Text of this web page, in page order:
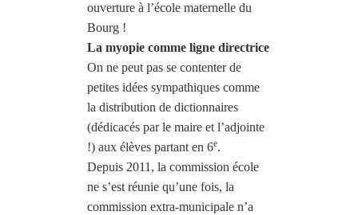
ouverture à l’école maternelle du
Bourg !
La myopie comme ligne directrice
On ne peut pas se contenter de
petites idées sympathiques comme
la distribution de dictionnaires
(dédicacés par le maire et l’adjointe
!) aux élèves partant en 6e.
Depuis 2011, la commission école
ne s’est réunie qu’une fois, la
commission extra-municipale n’a